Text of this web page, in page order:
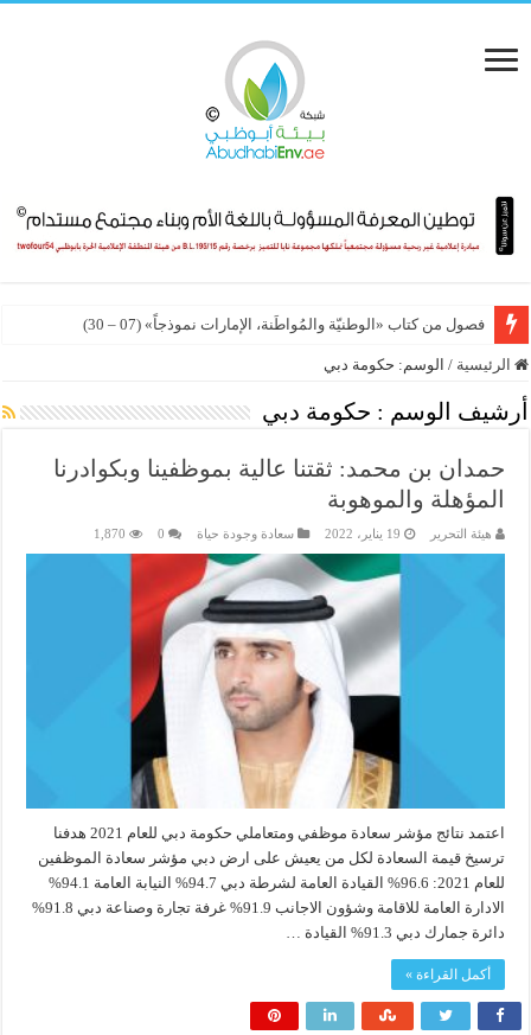
فصول من كتاب «الوطنيّة والمُواطَنة، الإمارات نموذجاً» (07 – 30)
الرئيسية / الوسم: حكومة دبي
أرشيف الوسم : حكومة دبي
حمدان بن محمد: ثقتنا عالية بموظفينا وبكوادرنا
المؤهلة والموهوبة
هيئة التحرير 19 يناير، 2022 سعادة وجودة حياة 0
1,870
اعتمد نتائج مؤشر سعادة موظفي ومتعاملي حكومة دبي للعام 2021 هدفنا
ترسيخ قيمة السعادة لكل من يعيش على ارض دبي مؤشر سعادة الموظفين
للعام 2021: 96.6% القيادة العامة لشرطة دبي 94.7% النيابة العامة 94.1%
الادارة العامة للاقامة وشؤون الاجانب 91.9% غرفة تجارة وصناعة دبي 91.8%
دائرة جمارك دبي 91.3% القيادة …
أكمل القراءة »